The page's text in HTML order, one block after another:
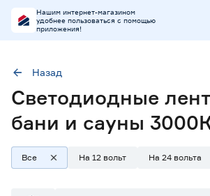
Нашим интернет-магазином
удобнее пользоваться с помощью
приложения!
ТипЛенты диодные для бани и сауны
Цветовая температура (К)2700-3000 (теплый)
Назад
Светодиодные
бани и сауны
Все На 12 вольт На 24 вольта